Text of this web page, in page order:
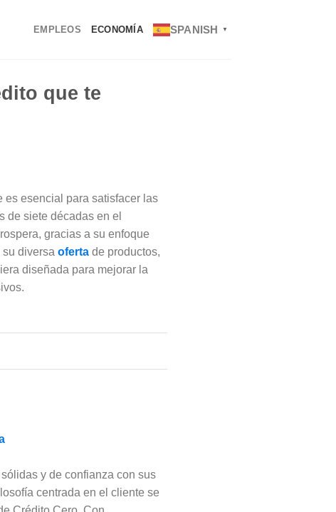
EMPLEOS ECONOMÍA SPANISH ▼
que te
es esencial para satisfacer las
de siete décadas en el
gracias a su enfoque
diversa oferta de productos,
diseñada para mejorar la
y de confianza con sus
centrada en el cliente se